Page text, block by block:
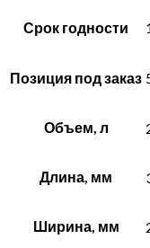
Срок годности
Позиция под заказ
Объем, л
Длина, мм
Ширина, мм